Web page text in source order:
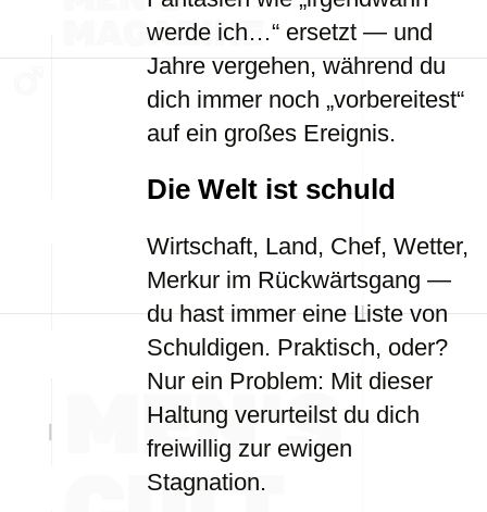
werde ich…“ ersetzt — und
Jahre vergehen, während du
dich immer noch „vorbereitest“
auf ein großes Ereignis.
Die Welt ist schuld
Wirtschaft, Land, Chef, Wetter,
Merkur im Rückwärtsgang —
du hast immer eine Liste von
Schuldigen. Praktisch, oder?
Nur ein Problem: Mit dieser
Haltung verurteilst du dich
freiwillig zur ewigen
Stagnation.